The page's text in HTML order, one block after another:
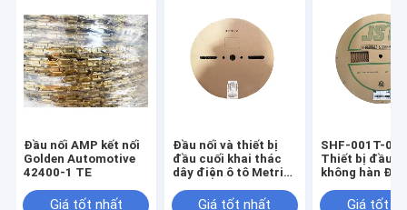
Đầu nối AMP kết nối
Golden Automotive
42400-1 TE
Giá tốt nhất
Đầu nối và thiết bị
đầu cuối khai thác
dây điện ô tô Metri
Giá tốt nhất
SHF-001T-
Thiết bị đầu
không hàn
dây
Giá tốt